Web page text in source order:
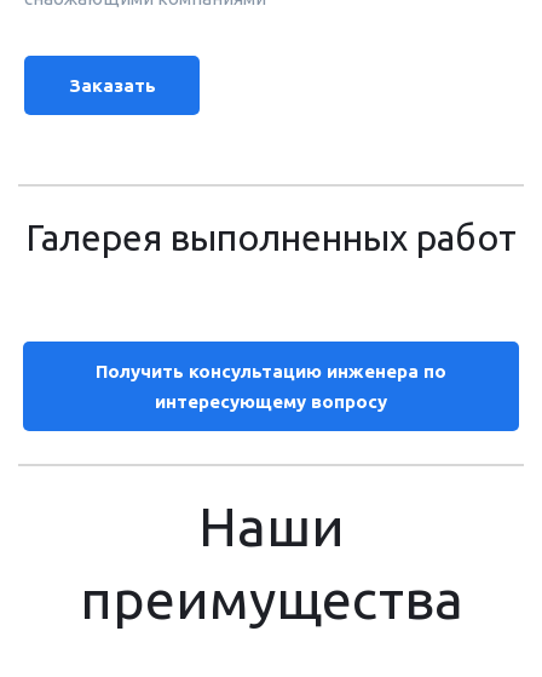
Заказать
Галерея выполненных работ
Получить консультацию инженера по
интересующему вопросу
Наши
преимущества